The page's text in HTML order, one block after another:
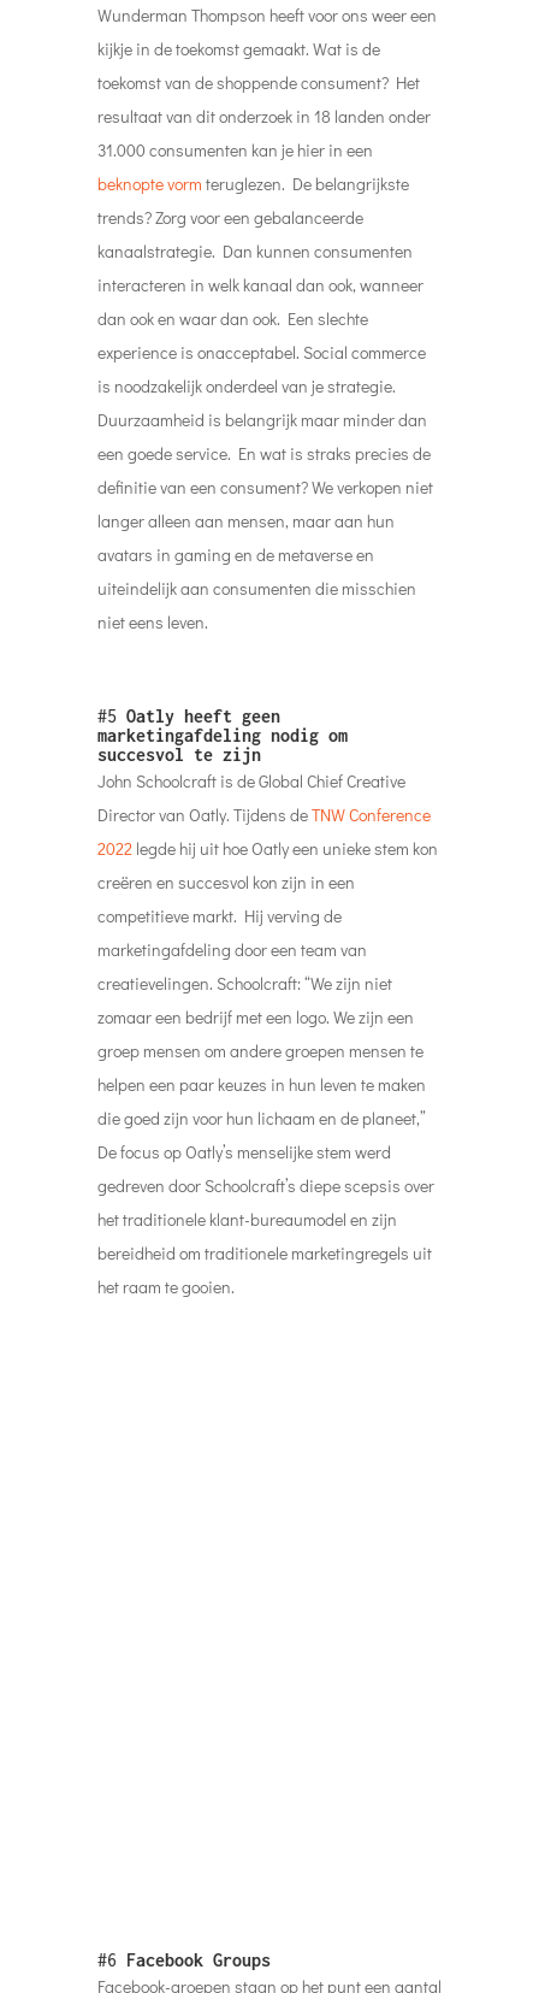
Wunderman Thompson heeft voor ons weer een
kijkje in de toekomst gemaakt. Wat is de
toekomst van de shoppende consument? Het
resultaat van dit onderzoek in 18 landen onder
31.000 consumenten kan je hier in een
beknopte vorm teruglezen. De belangrijkste
trends? Zorg voor een gebalanceerde
kanaalstrategie. Dan kunnen consumenten
interacteren in welk kanaal dan ook, wanneer
dan ook en waar dan ook. Een slechte
experience is onacceptabel. Social commerce
is noodzakelijk onderdeel van je strategie.
Duurzaamheid is belangrijk maar minder dan
een goede service. En wat is straks precies de
definitie van een consument? We verkopen niet
langer alleen aan mensen, maar aan hun
avatars in gaming en de metaverse en
uiteindelijk aan consumenten die misschien
niet eens leven.
#5 Oatly heeft geen
marketingafdeling nodig om
succesvol te zijn
John Schoolcraft is de Global Chief Creative
Director van Oatly. Tijdens deTNW Conference
2022legde hij uit hoe Oatly een unieke stem kon
creëren en succesvol kon zijn in een
competitieve markt. Hij verving de
marketingafdeling door een team van
creatievelingen. Schoolcraft: “We zijn niet
zomaar een bedrijf met een logo. We zijn een
groep mensen om andere groepen mensen te
helpen een paar keuzes in hun leven te maken
die goed zijn voor hun lichaam en de planeet,”
De focus op Oatly’s menselijke stem werd
gedreven door Schoolcraft’s diepe scepsis over
het traditionele klant-bureaumodel en zijn
bereidheid om traditionele marketingregels uit
het raam te gooien.
#6 Facebook Groups
Facebook-groepen staan ​​​​op het punt een aantal